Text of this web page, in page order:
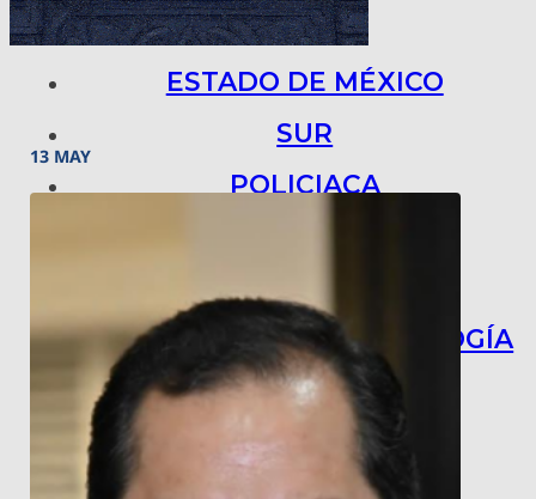
ESTADO DE MÉXICO
SUR
POLICIACA
ARTE, CIENCIA Y TECNOLOGÍA
COLUMNAS
BAJO LA LUPA
RASTROS Y ROSTROS
13 MAY